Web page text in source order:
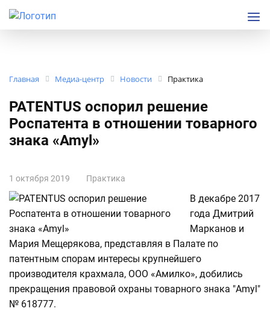
Главная Медиа-центр Новости Практика
PATENTUS оспорил решение
Роспатента в отношении товарного
знака «Amyl»
1 октября 2019 Практика
В декабре 2017
года Дмитрий
Марканов и
Мария Мещерякова, представляя в Палате по
патентным спорам интересы крупнейшего
производителя крахмала, ООО «Амилко», добились
прекращения правовой охраны товарного знака "Amyl"
№ 618777.